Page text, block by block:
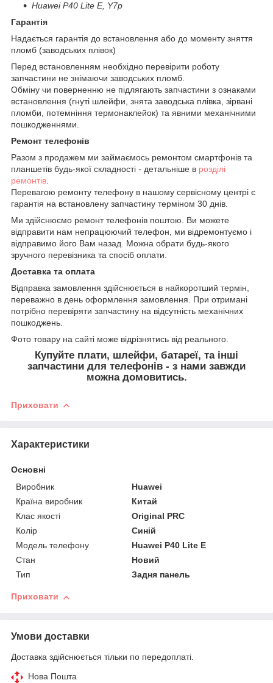
Huawei P40 Lite E, Y7p
Гарантія
Надається гарантія до встановлення або до моменту зняття
пломб (заводських плівок)
Перед встановленням необхідно перевірити роботу
запчастини не знімаючи заводських пломб.
Обміну чи поверненню не підлягають запчастини з ознаками
встановлення (гнуті шлейфи, знята заводська плівка, зірвані
пломби, потемніння термонаклейок) та явними механічними
пошкодженнями.
Ремонт телефонів
Разом з продажем ми займаємось ремонтом смартфонів та
планшетів будь-якої складності - детальніше в розділі
ремонтів
Перевагою ремонту телефону в нашому сервісному центрі є
гарантія на встановлену запчастину терміном 30 днів.
Ми здійснюємо ремонт телефонів поштою. Ви можете
відправити нам непрацюючий телефон, ми відремонтуємо і
відправимо його Вам назад. Можна обрати будь-якого
зручного перевізника та спосіб оплати.
Доставка та оплата
Відправка замовлення здійснюється в найкоротший термін,
переважно в день оформлення замовлення. При отримані
потрібно перевіряти запчастину на відсутність механічних
пошкоджень.
Фото товару на сайті може відрізнятись від реального.
Купуйте плати, шлейфи, батареї, та інші
запчастини для телефонів - з нами завжди
можна домовитись.
Приховати
Характеристики
Основні
Виробник
Huawei
Країна виробник
Китай
Клас якості
Original PRC
Колір
Синій
Модель телефону
Huawei P40 Lite E
Стан
Новий
Тип
Задня панель
Приховати
Умови доставки
Доставка здійснюється тільки по передоплаті.
Нова Пошта